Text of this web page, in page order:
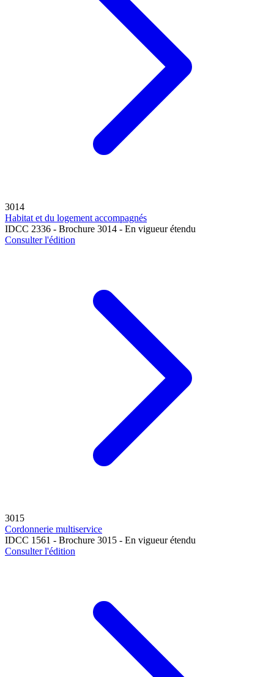
3014
Habitat et du logement accompagnés
IDCC 2336 - Brochure 3014 - En vigueur étendu
Consulter l'édition
3015
Cordonnerie multiservice
IDCC 1561 - Brochure 3015 - En vigueur étendu
Consulter l'édition